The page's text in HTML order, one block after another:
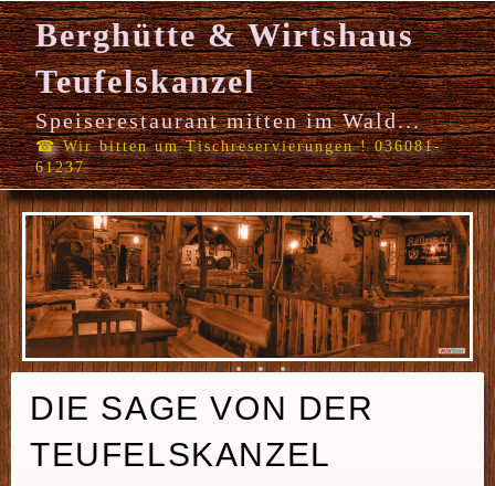
Berghütte & Wirtshaus
Teufelskanzel
Speiserestaurant mitten im Wald...
☎ Wir bitten um Tischreservierungen ! 036081-
61237
DIE SAGE VON DER
TEUFELSKANZEL